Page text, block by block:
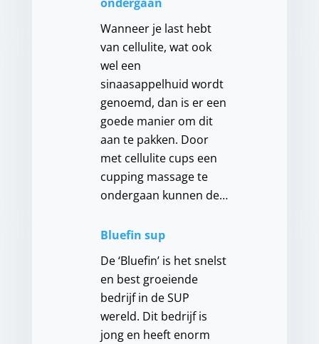
Wanneer je last hebt
van cellulite, wat ook
wel een
sinaasappelhuid wordt
genoemd, dan is er een
goede manier om dit
aan te pakken. Door
met cellulite cups een
cupping massage te
ondergaan kunnen de…
Bluefin sup
De ‘Bluefin’ is het snelst
en best groeiende
bedrijf in de SUP
wereld. Dit bedrijf is
jong en heeft enorm